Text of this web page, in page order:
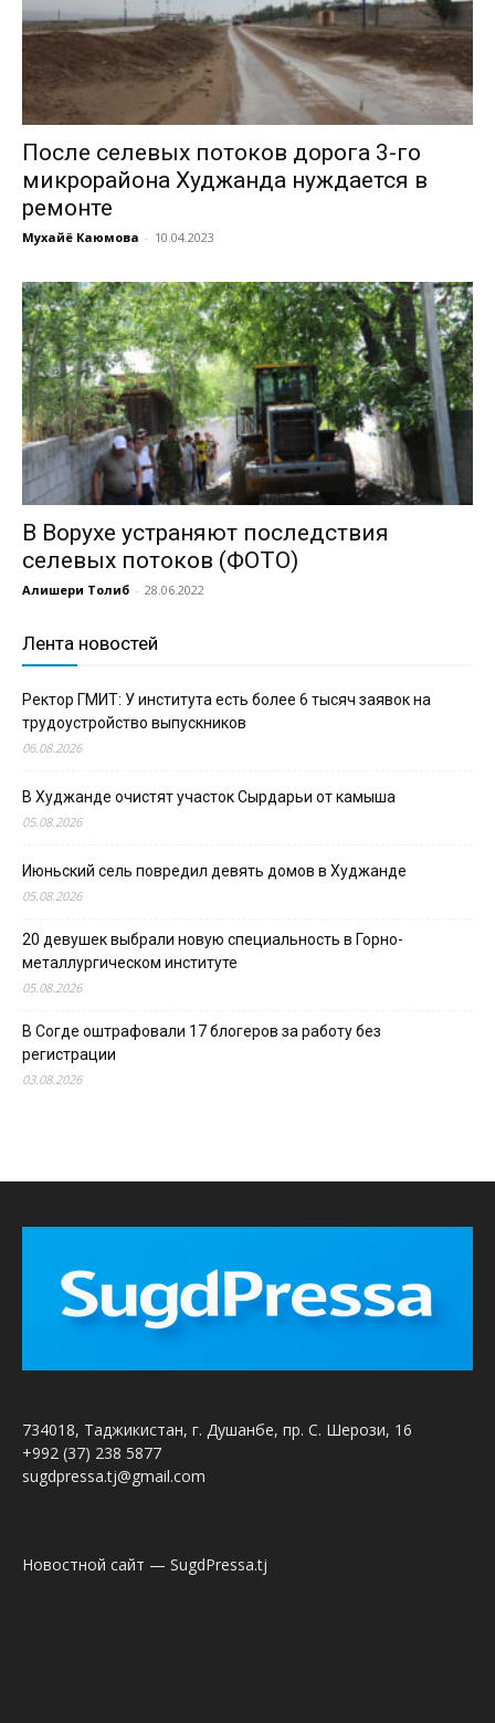
После селевых потоков дорога 3-го
микрорайона Худжанда нуждается в
ремонте
Мухайё Каюмова - 10.04.2023
В Ворухе устраняют последствия
селевых потоков (ФОТО)
Алишери Толиб - 28.06.2022
Лента новостей
Ректор ГМИТ: У института есть более 6 тысяч заявок на
трудоустройство выпускников
06.08.2026
В Худжанде очистят участок Сырдарьи от камыша
05.08.2026
Июньский сель повредил девять домов в Худжанде
05.08.2026
20 девушек выбрали новую специальность в Горно-
металлургическом институте
05.08.2026
В Согде оштрафовали 17 блогеров за работу без
регистрации
03.08.2026
734018, Таджикистан, г. Душанбе, пр. С. Шерози, 16
+992 (37) 238 5877
sugdpressa.tj@gmail.com
Новостной сайт — SugdPressa.tj